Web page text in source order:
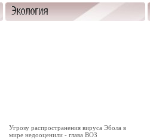
Угрозу распространения вируса Эбола в
мире недооценили - глава ВОЗ